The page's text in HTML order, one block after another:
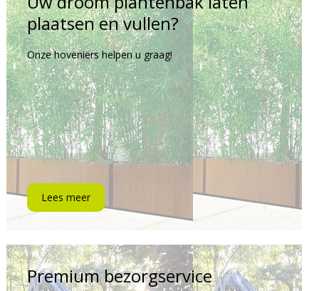
plaatsen en vullen?
Onze hoveniers helpen u graag!
Lees meer
Premium bezorgservice